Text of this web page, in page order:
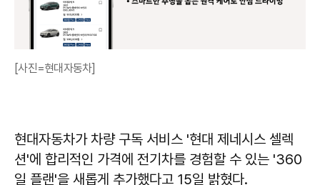
[사진=현대자동차]
현대자동차가 차량 구독 서비스 '현대 제네시스 셀렉
션'에 합리적인 가격에 전기차를 경험할 수 있는 '360
일 플랜'을 새롭게 추가했다고 15일 밝혔다.